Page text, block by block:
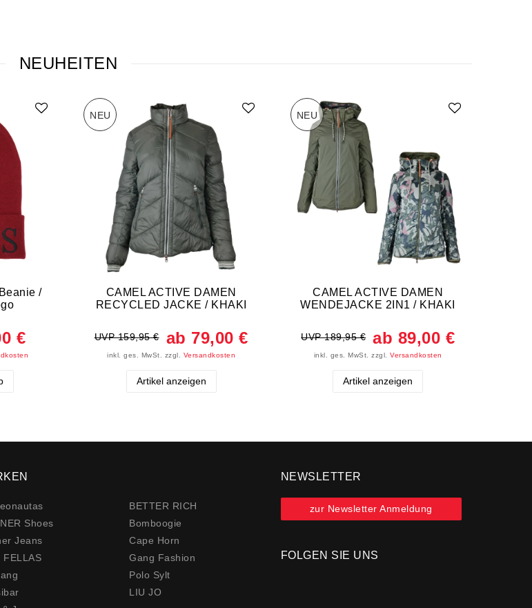
NEUHEITEN
/
€
NEU
CAMEL ACTIVE DAMEN
RECYCLED JACKE / KHAKI
UVP 159,95 € ab 79,00 €
inkl. ges. MwSt. zzgl. Versandkosten
Artikel anzeigen
NEU
CAMEL ACTIVE DAMEN
WENDEJACKE 2IN1 / KHAKI
UVP 189,95 € ab 89,00 €
inkl. ges. MwSt. zzgl.Versandkosten
Artikel anzeigen
Shoes
Jeans
FELLAS
BETTER RICH
Bomboogie
Cape Horn
Gang Fashion
Polo Sylt
LIU JO
NEWSLETTER
zur Newsletter Anmeldung
FOLGEN SIE UNS